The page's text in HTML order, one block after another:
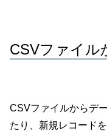
CSVファイル
CSVファイルからデ
たり、新規レコード